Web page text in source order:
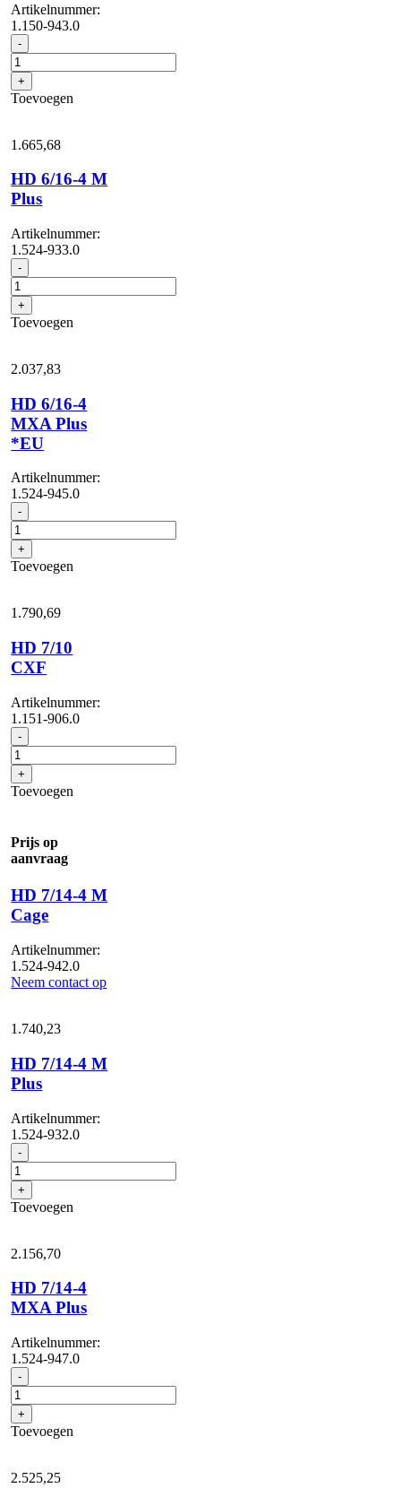
Artikelnummer:
1.150-943.0
- HD
6/15
MXA
Plus
aantal
+
Toevoegen
1.665,68
HD 6/16-4 M
Plus
Artikelnummer:
1.524-933.0
- HD
6/16-
4
M
Plus
+
Toevoegen
2.037,83
HD 6/16-4
MXA Plus
*EU
Artikelnummer:
1.524-945.0
- HD
6/16-
4
MXA
Plus
aantal
+
Toevoegen
1.790,69
HD 7/10
CXF
Artikelnummer:
1.151-906.0
- HD
7/10
CXF
aantal
+
Toevoegen
Prijs op
aanvraag
HD 7/14-4 M
Cage
Artikelnummer:
1.524-942.0
Neem contact op
1.740,23
HD 7/14-4 M
Plus
Artikelnummer:
1.524-932.0
- HD
7/14-
4
M
Plus
+
Toevoegen
2.156,70
HD 7/14-4
MXA Plus
Artikelnummer:
1.524-947.0
- HD
7/14-
4
MXA
Plus
+
Toevoegen
2.525,25